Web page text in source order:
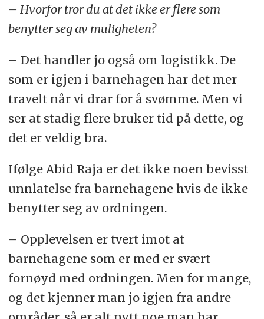
– Hvorfor tror du at det ikke er flere som
benytter seg av muligheten?
– Det handler jo også om logistikk. De
som er igjen i barnehagen har det mer
travelt når vi drar for å svømme. Men vi
ser at stadig flere bruker tid på dette, og
det er veldig bra.
Ifølge Abid Raja er det ikke noen bevisst
unnlatelse fra barnehagene hvis de ikke
benytter seg av ordningen.
– Opplevelsen er tvert imot at
barnehagene som er med er svært
fornøyd med ordningen. Men for mange,
og det kjenner man jo igjen fra andre